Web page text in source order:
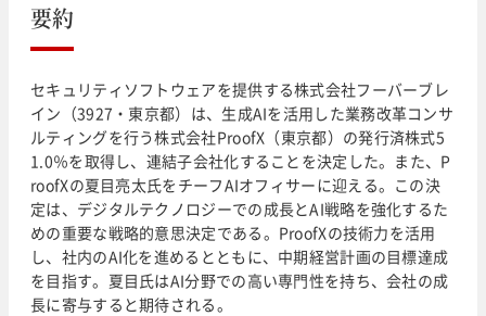
要約
セキュリティソフトウェアを提供する株式会社フーバーブレ
イン（3927・東京都）は、生成AIを活用した業務改革コンサ
ルティングを行う株式会社ProofX（東京都）の発行済株式5
1.0％を取得し、連結子会社化することを決定した。また、P
roofXの夏目亮太氏をチーフAIオフィサーに迎える。この決
定は、デジタルテクノロジーでの成長とAI戦略を強化するた
めの重要な戦略的意思決定である。ProofXの技術力を活用
し、社内のAI化を進めるとともに、中期経営計画の目標達成
を目指す。夏目氏はAI分野での高い専門性を持ち、会社の成
長に寄与すると期待される。